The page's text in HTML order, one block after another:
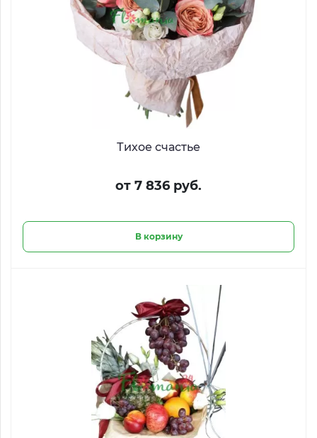
Тихое счастье
от 7 836 руб.
В корзину